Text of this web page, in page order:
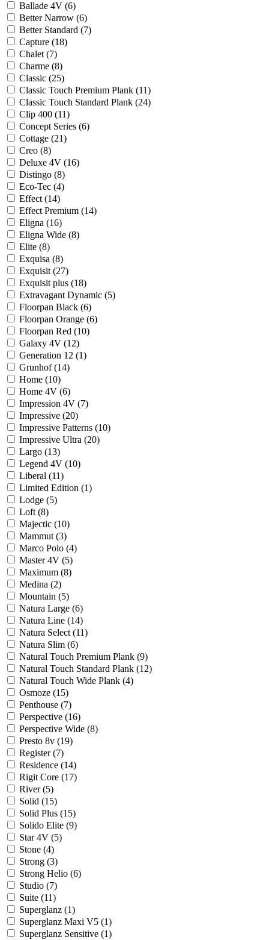
Ballade 4V (6)
Better Narrow (6)
Better Standard (7)
Capture (18)
Chalet (7)
Charme (8)
Classic (25)
Classic Touch Premium Plank (11)
Classic Touch Standard Plank (24)
Clip 400 (11)
Concept Series (6)
Cottage (21)
Creo (8)
Deluxe 4V (16)
Distingo (8)
Eco-Tec (4)
Effect (14)
Effect Premium (14)
Eligna (16)
Eligna Wide (8)
Elite (8)
Exquisa (8)
Exquisit (27)
Exquisit plus (18)
Extravagant Dynamic (5)
Floorpan Black (6)
Floorpan Orange (6)
Floorpan Red (10)
Galaxy 4V (12)
Generation 12 (1)
Grunhof (14)
Home (10)
Home 4V (6)
Impression 4V (7)
Impressive (20)
Impressive Patterns (10)
Impressive Ultra (20)
Largo (13)
Legend 4V (10)
Liberal (11)
Limited Edition (1)
Lodge (5)
Loft (8)
Majectic (10)
Mammut (3)
Marco Polo (4)
Master 4V (5)
Maximum (8)
Medina (2)
Mountain (5)
Natura Large (6)
Natura Line (14)
Natura Select (11)
Natura Slim (6)
Natural Touch Premium Plank (9)
Natural Touch Standard Plank (12)
Natural Touch Wide Plank (4)
Osmoze (15)
Penthouse (7)
Perspective (16)
Perspective Wide (8)
Presto 8v (19)
Register (7)
Residence (14)
Rigit Core (17)
River (5)
Solid (15)
Solid Plus (15)
Solido Elite (9)
Star 4V (5)
Stone (4)
Strong (3)
Strong Helio (6)
Studio (7)
Suite (11)
Superglanz (1)
Superglanz Maxi V5 (1)
Superglanz Sensitive (1)